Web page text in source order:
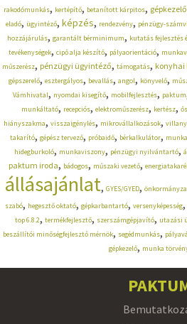
rakodómunkás, kertépítő, betanított kárpitos, gépkezelő
eladó, ügyintéző, képzés, rendezvény, pénzügy-
hozzájárulás, garantált bérminimum, kutatás fejlesztés
tevékenységek, cipő alja készítő, pályaorientáció,
műszerész, pénzügyi ügyintéző, támogatás, konyhai
gépszerelő, esztergályos, bevallás, angol, könyvelő,
Vámhivatal, nyomdai kisegítő, mobilfejlesztés, paktum
munkáltató, recepciós, elektroműszerész, kertész,
hiányszakma, visszaigénylés, mikrovállalkozások,
takarító, gépész tervező, próbaidő, bérkalkulátor,
hidegburkoló, munkaviszony, pénzügyi nyilvántartó,
paktum iroda, bádogos, műszaki vezető,
állásajánlat, GYES/GYED,
szabó, hegesztő oktató, gépkarbantartó, versenyképesség,
top 6.8.2, termékfejlesztő, szerszámgépjavító, utazási
beszállítói minőségfejlesztő mérnök, segédmunkás,
gépkezelő, munka